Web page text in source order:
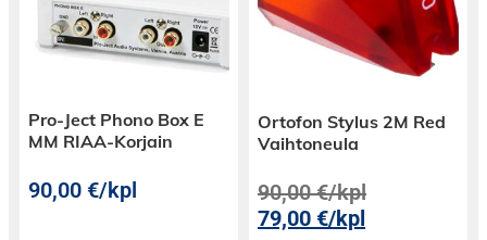
Pro-Ject Phono Box E
MM RIAA-Korjain
90,00€/kpl
Ortofon Stylus 2M Red
Vaihtoneula
90,00€/kpl
79,00€/kpl